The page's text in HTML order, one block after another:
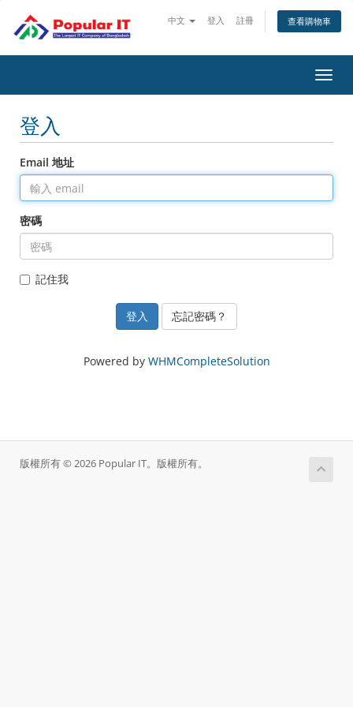
中文 登入 註冊 查看購物車
切
換
登入
Email 地址
密碼
記住我
忘記密碼？
Powered by WHMCompleteSolution
版權所有 © 2026 Popular IT。版權所有。